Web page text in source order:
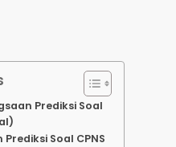
Prediksi Soal
Soal CPNS